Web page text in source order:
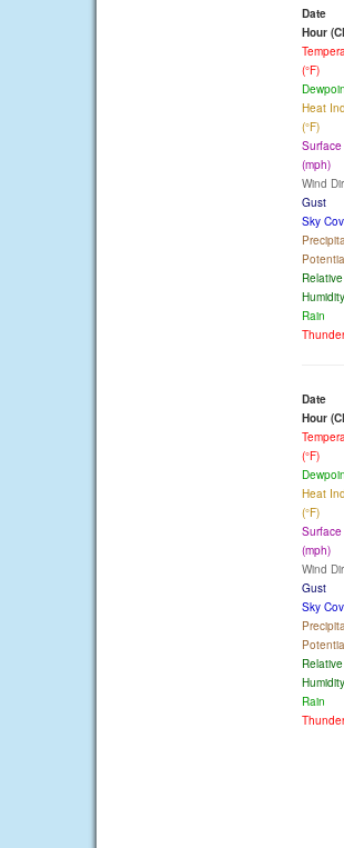
Date
Hour
(°F)
Heat
(°F)
Surface
(mph)
Wind Dir
Gust
Sky
Relative
Rain
Thunder
Date
Hour
(°F)
Heat
(°F)
Surface
(mph)
Wind Dir
Gust
Sky
Relative
Rain
Thunder